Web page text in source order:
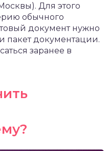
Для этого
обычного
документ нужно
пакет документации.
заранее в